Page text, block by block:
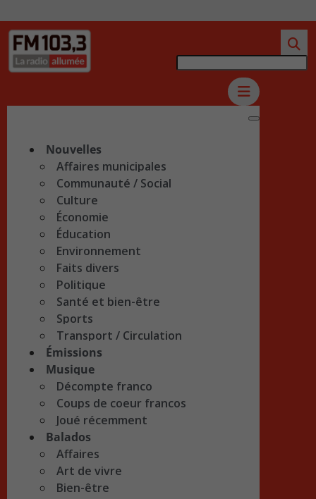
Nouvelles
Affaires municipales
Communauté / Social
Culture
Économie
Éducation
Environnement
Faits divers
Politique
Santé et bien-être
Sports
Transport / Circulation
Émissions
Musique
Décompte franco
Coups de coeur francos
Joué récemment
Balados
Affaires
Art de vivre
Bien-être